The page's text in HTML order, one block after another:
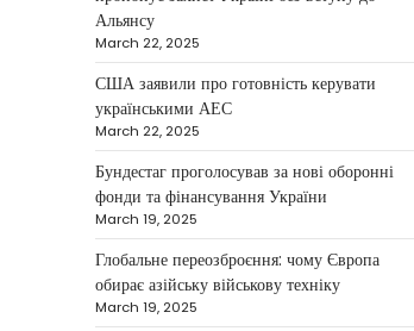
According to Maksym Krippa,
the esports industry in Ukraine
is not just experiencing a
growth…
NEWS
Велика Британія та
Норвегія передадуть
Україні безпілотники та
обладнання на $580
мільйонів
Альянсу
March 22, 2025
США заявили про готовність керувати
українськими АЕС
March 22, 2025
Бундестаг проголосував за нові оборонні
фонди та фінансування України
March 19, 2025
Глобальне переозброєння: чому Європа
обирає азійську військову техніку
March 19, 2025